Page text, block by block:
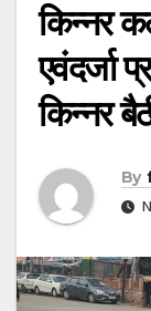
किन्नर
एवंदर्जा
किन्नर
By